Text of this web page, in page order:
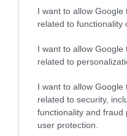
I want to allow Google
related to functionality
I want to allow Google
related to
I want to allow Google
related to security,
functionality and
user protection.
A napokban Finnországban
sertéspestis, amely Európa
állategészségügyi problémát